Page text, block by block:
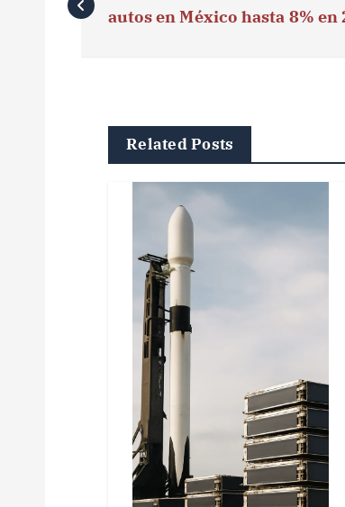
a
autos en México hasta 8% en
Related Posts